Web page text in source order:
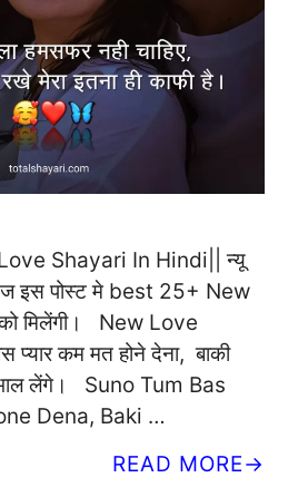
Shayari In Hindi|| न्यू
इस पोस्ट मे best 25+ New
मिलेंगी। New Love
कम मत होने देना, बाकी
लेंगे। Suno Tum Bas
Dena, Baki …
READ MORE